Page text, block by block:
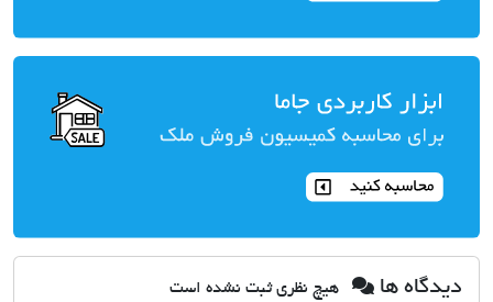
دیدگاه ها هیچ نظری ثبت نشده است